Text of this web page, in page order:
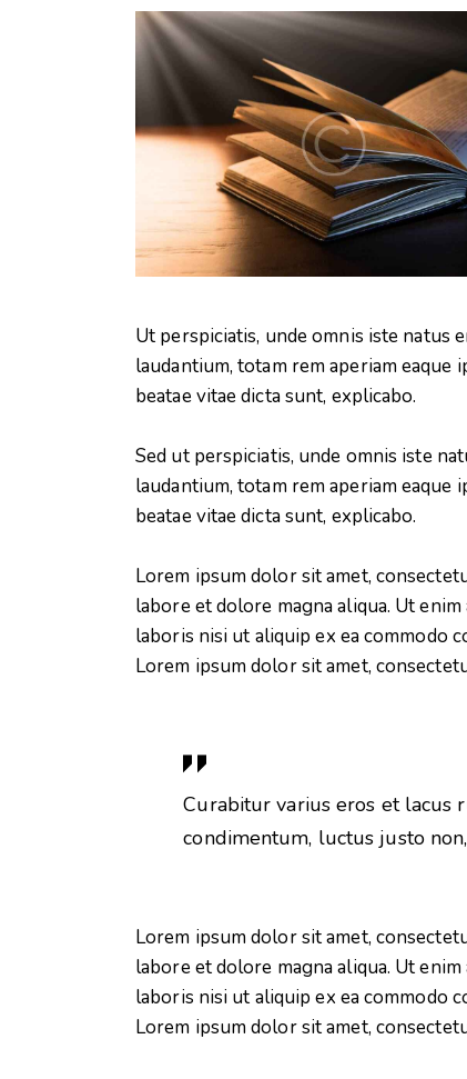
Ut perspiciatis, unde omnis iste natus
laudantium, totam rem aperiam
beatae vitae dicta sunt, explicabo.
Sed ut perspiciatis, unde omnis iste
laudantium, totam rem aperiam
beatae vitae dicta sunt, explicabo.
Lorem ipsum dolor sit amet,
labore et dolore magna aliqua. Ut
laboris nisi ut aliquip ex ea commodo
Lorem ipsum dolor sit amet,
Curabitur varius eros et lacus
condimentum, luctus justo
Lorem ipsum dolor sit amet,
labore et dolore magna aliqua. Ut
laboris nisi ut aliquip ex ea commodo
Lorem ipsum dolor sit amet,